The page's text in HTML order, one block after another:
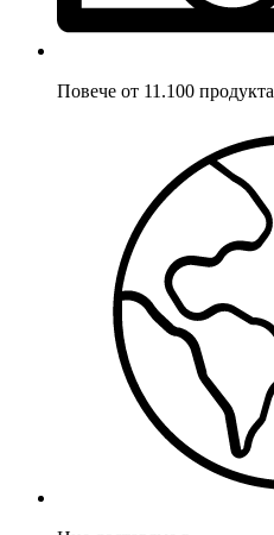
Повече от 11.100 продукта